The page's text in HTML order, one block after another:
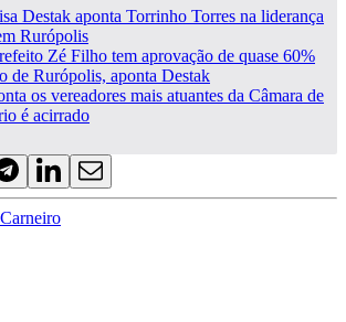
Destak aponta Torrinho Torres na liderança
Rurópolis
Zé Filho tem aprovação de quase 60%
de Rurópolis, aponta Destak
os vereadores mais atuantes da Câmara de
é acirrado